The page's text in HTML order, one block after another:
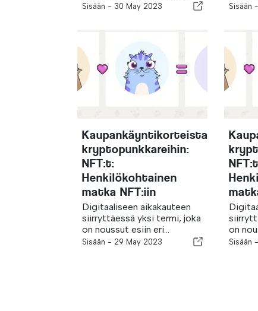
Sisään - 30 May 2023 Sisään -
Kaupankäyntikorteista
kryptopunkkareihin:
NFT:t:
Henkilökohtainen
matka NFT:iin
Digitaaliseen aikakauteen
siirryttäessä yksi termi, joka
on noussut esiin eri...
Sisään - 29 May 2023
on
Sisään -